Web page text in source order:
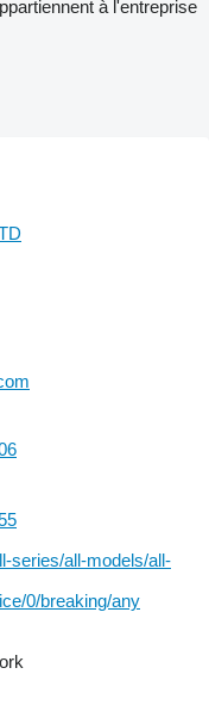
à l'entreprise
series/all-models/all-
0/breaking/any